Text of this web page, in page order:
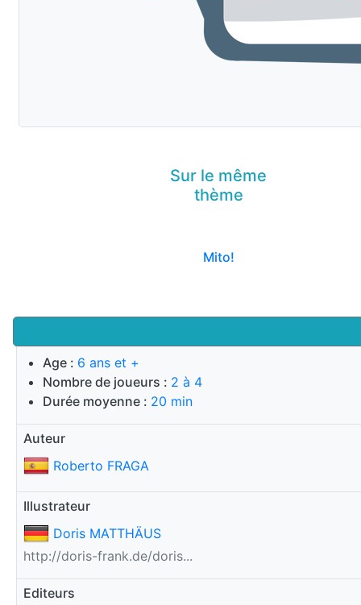
Age : 6 ans et +
Nombre de joueurs : 2 à 4
Durée moyenne : 20 min
Auteur
Roberto FRAGA
Illustrateur
Doris MATTHÄUS
http://doris-frank.de/doris...
Editeurs
Sur le même
thème
Mito!